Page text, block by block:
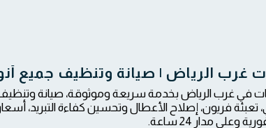
غرب الرياض | صيانة وتنظيف جميع
في غرب الرياض بخدمة سريعة وموثوقة، صيانة
تعبئة فريون، إصلاح الأعطال وتحسين كفاءة التبريد،
وعلى مدار 24 ساعة.